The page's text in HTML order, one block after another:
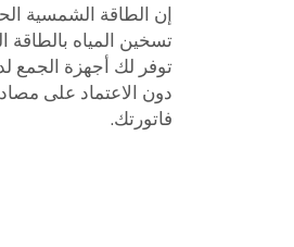
تسخين المياه
توفر لك أجهزة الجمع
فاتورتك.